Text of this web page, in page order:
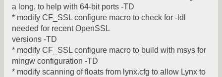
a long, to help with 64-bit ports -TD
* modify CF_SSL configure macro to check for -ldl
needed for recent OpenSSL
versions -TD
* modify CF_SSL configure macro to build with msys for
mingw configuration -TD
* modify scanning of floats from lynx.cfg to allow Lynx to